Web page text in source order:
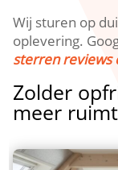
Wij sturen op
oplevering.​
sterren reviews
Zolder
meer